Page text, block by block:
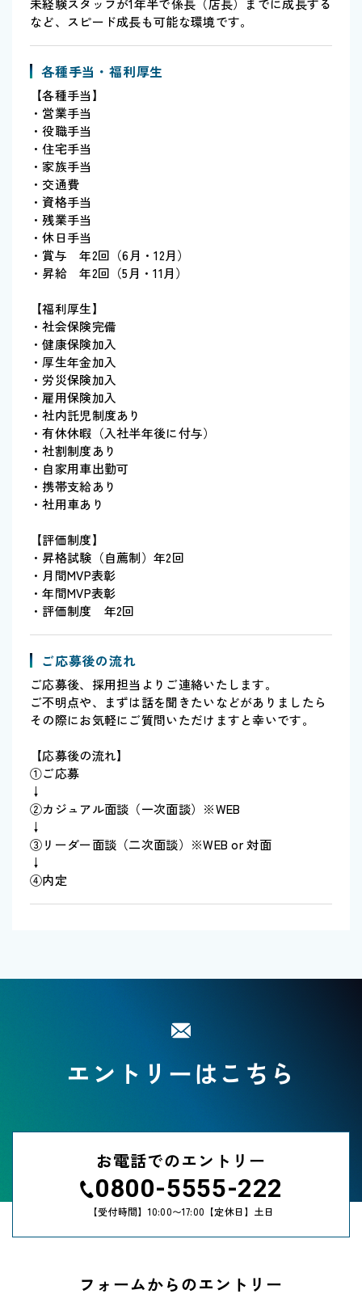
など、スピード成長も可能な環境です。
各種手当・福利厚生
【各種手当】
・営業手当
・役職手当
・住宅手当
・家族手当
・交通費
・資格手当
・残業手当
・休日手当
・賞与 年2回（6月・12月）
・昇給 年2回（5月・11月）
【福利厚生】
・社会保険完備
・健康保険加入
・厚生年金加入
・労災保険加入
・雇用保険加入
・社内託児制度あり
・有休休暇（入社半年後に付与）
・社割制度あり
・自家用車出勤可
・携帯支給あり
・社用車あり
【評価制度】
・昇格試験（自薦制）年2回
・月間MVP表彰
・年間MVP表彰
・評価制度 年2回
ご応募後の流れ
ご応募後、採用担当よりご連絡いたします。
ご不明点や、まずは話を聞きたいなどがありましたら
その際にお気軽にご質問いただけますと幸いです。
【応募後の流れ】
①ご応募
↓
②カジュアル面談（一次面談）※WEB
↓
③リーダー面談（二次面談）※WEB or 対面
↓
④内定
エントリーはこちら
お電話でのエントリー
0800-5555-222
【受付時間】10:00〜17:00 【定休日】土日
フォームからのエントリー